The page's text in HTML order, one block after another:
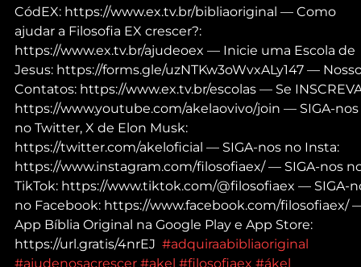
CódEX: https://www.ex.tv.br/bibliaoriginal — Como
ajudar a Filosofia EX crescer?:
https://www.ex.tv.br/ajudeoex — Inicie uma Escola de
Jesus: https://forms.gle/uzNTKw3oWvxALy147 —
Contatos: https://www.ex.tv.br/escolas — Se
https://www.youtube.com/akelaovivo/join — SIGA-nos
no Twitter, X de Elon Musk:
https://twitter.com/akeloficial — SIGA-nos no Insta:
https://www.instagram.com/filosofiaex/ — SIGA-nos
TikTok: https://www.tiktok.com/@filosofiaex — SIGA-
no Facebook: https://www.facebook.com/filosofiaex/
App Bíblia Original na Google Play e App Store:
https://url.gratis/4nrEJ #adquiraabibliaoriginal
#ajudenosacrescer #akel #filosofiaex #ákel